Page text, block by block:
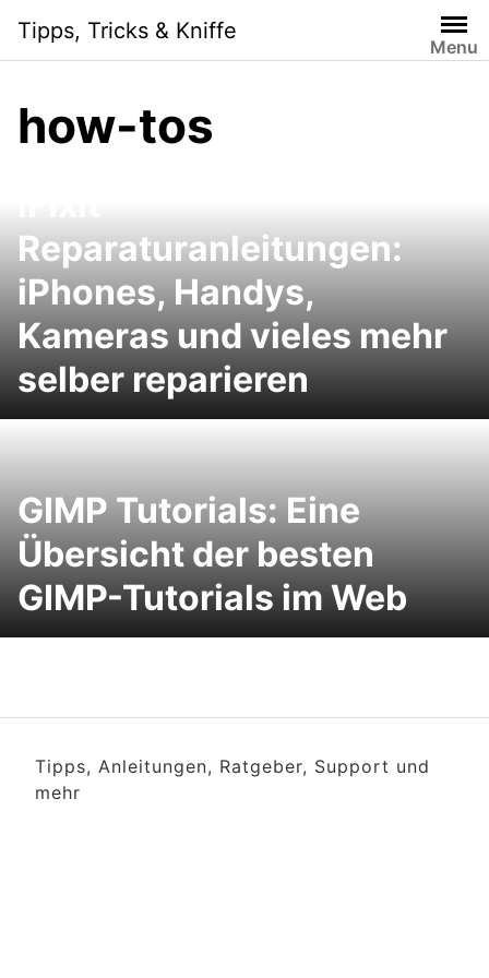
content
Tipps, Tricks & Kniffe
Menu
how-tos
Reparaturanleitungen:
iPhones, Handys,
Kameras und vieles mehr
selber reparieren
GIMP Tutorials: Eine
Übersicht der besten
GIMP-Tutorials im Web
Tipps, Anleitungen, Ratgeber, Support und
mehr